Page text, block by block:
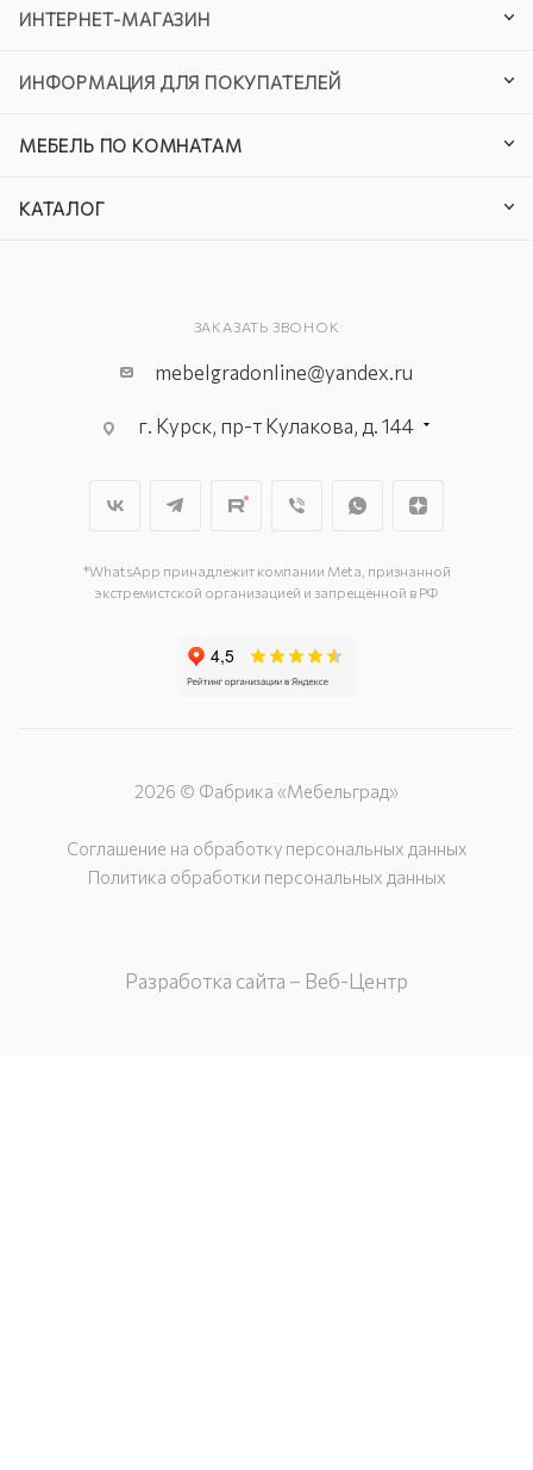
ИНТЕРНЕТ-МАГАЗИН
ИНФОРМАЦИЯ ДЛЯ ПОКУПАТЕЛЕЙ
МЕБЕЛЬ ПО КОМНАТАМ
КАТАЛОГ
ЗАКАЗАТЬ ЗВОНОК
mebelgradonline@yandex.ru
г. Курск, пр-т Кулакова, д. 144
г. Курск, ул. Карла Маркса, д. 68
*WhatsApp принадлежит компании Meta, признанной
экстремистской организацией и запрещённой в РФ
2026 © Фабрика «Мебельград»
Соглашение на обработку персональных данных
Политика обработки персональных данных
Разработка сайта – Веб-Центр